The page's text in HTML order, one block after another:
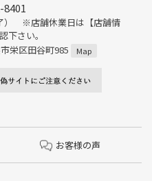
） ※店舗休業日は【店舗情
下さい。
栄区田谷町985
Map
お客様の声